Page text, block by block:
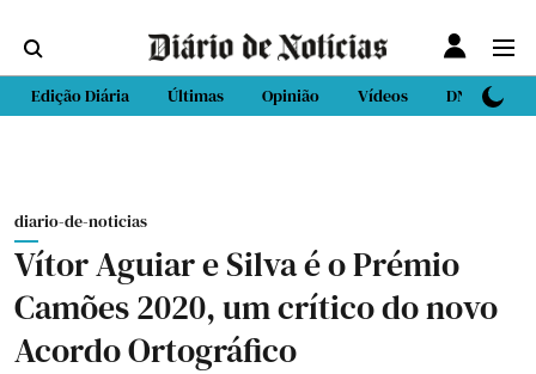
Edição Diária Últimas Opinião Vídeos DN Sport
diario-de-noticias
Vítor Aguiar e Silva é o Prémio
Camões 2020, um crítico do novo
Acordo Ortográfico